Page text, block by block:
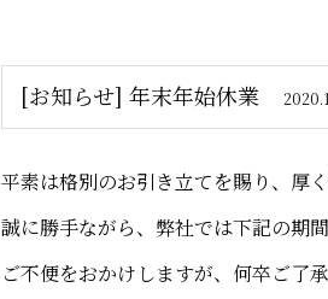
[お知らせ] 年末年始休業
平素は格別のお引き立てを賜り、厚
誠に勝手ながら、弊社では下記の期
ご不便をおかけしますが、何卒ご了